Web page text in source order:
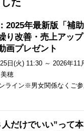
2025年最新版「補
り改善・売上アッ
画プレゼント
日(火) 11:30 ～ 2026年11
穂
ライン※男女関係なくご
人だけでいい”って